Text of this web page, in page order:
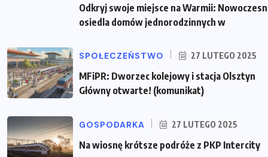
Odkryj swoje miejsce na Warmii:
osiedla domów jednorodzinnych w
SPOŁECZEŃSTWO 27 LUTEGO 2025
MFiPR: Dworzec kolejowy i stacja Olsztyn
Główny otwarte! (komunikat)
GOSPODARKA 27 LUTEGO 2025
Na wiosnę krótsze podróże z PKP Intercity